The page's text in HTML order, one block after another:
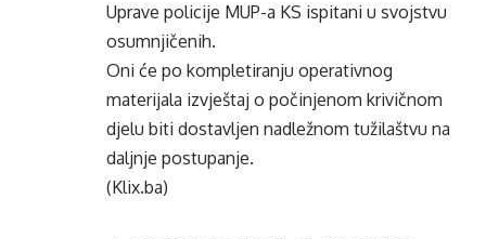
Uprave policije MUP-a KS ispitani u svojstvu
osumnjičenih.
Oni će po kompletiranju operativnog
materijala izvještaj o počinjenom krivičnom
djelu biti dostavljen nadležnom tužilaštvu na
daljnje postupanje.
(Klix.ba)